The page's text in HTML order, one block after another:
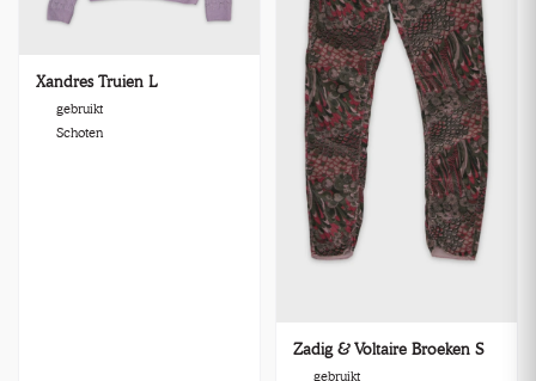
Xandres Truien L
gebruikt
Schoten
Zadig & Voltaire Broeken S
gebruikt